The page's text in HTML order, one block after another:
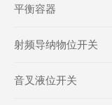
平衡容器
射频导纳物位开关
音叉液位开关